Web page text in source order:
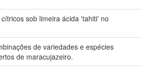
sob limeira ácida 'tahiti' no
de variedades e espécies
de maracujazeiro.